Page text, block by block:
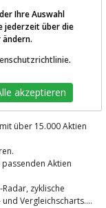
von
über 15.000 Aktien
Aktien
zyklische
Vergleichscharts....
Ihre Auswahl
jederzeit über die
.
akzeptieren